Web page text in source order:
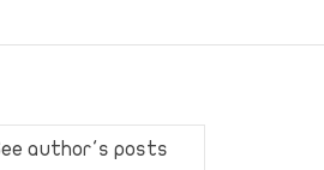
author's posts